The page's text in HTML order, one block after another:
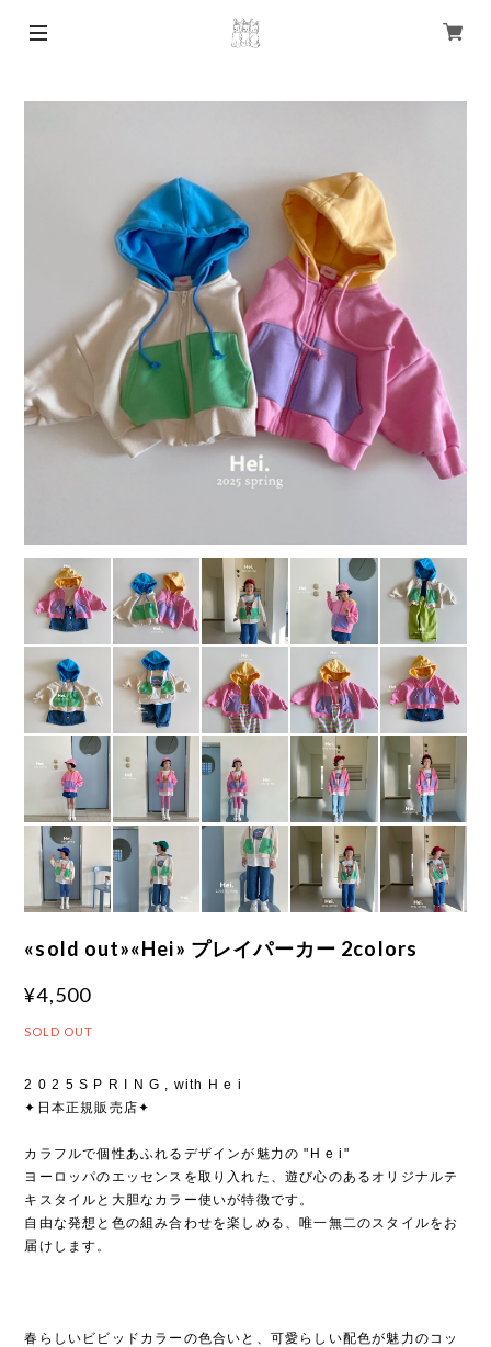
«sold out»«Hei» プレイパーカー 2colors
¥4,500
SOLD OUT
2 0 2 5 S P R I N G , with H e i
✦日本正規販売店✦
カラフルで個性あふれるデザインが魅力の "H e i"
ヨーロッパのエッセンスを取り入れた、遊び心のあるオリジナルテ
キスタイルと大胆なカラー使いが特徴です。
自由な発想と色の組み合わせを楽しめる、唯一無二のスタイルをお
届けします。
春らしいビビッドカラーの色合いと、可愛らしい配色が魅力のコッ